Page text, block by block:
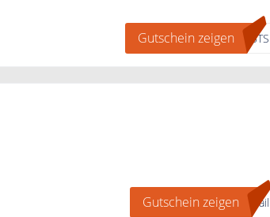
Gutschein zeigen YBTS
Gutschein zeigen Mail